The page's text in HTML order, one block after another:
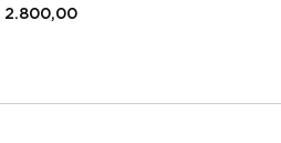
2.800,00